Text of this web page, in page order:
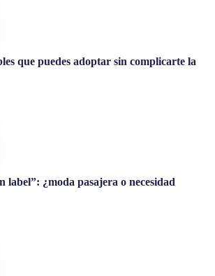
que puedes adoptar sin complicarte la
label”: ¿moda pasajera o necesidad